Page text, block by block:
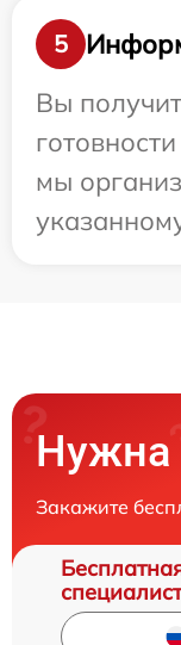
5
Вы
мы
Нужна
Закажите